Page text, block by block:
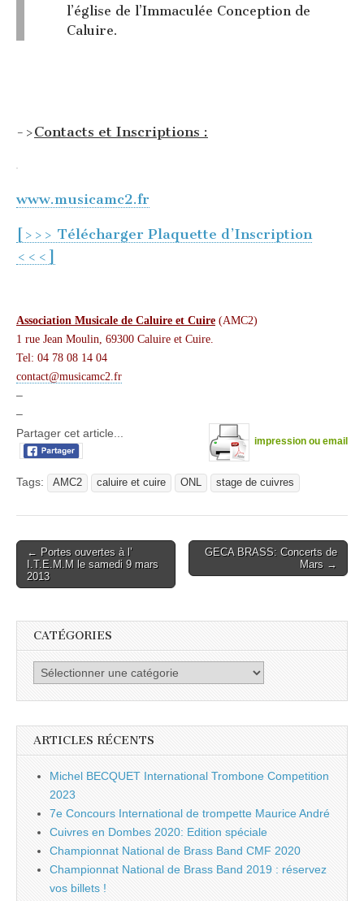
l’église de l’Immaculée Conception de
Caluire.
->Contacts et Inscriptions :
www.musicamc2.fr
[>>> Télécharger Plaquette d’Inscription
<<<]
Association Musicale de Caluire et Cuire (AMC2)
1 rue Jean Moulin, 69300 Caluire et Cuire.
Tel: 04 78 08 14 04
contact@musicamc2.fr
–
–
impression ou email
Partager cet article...
Tags: AMC2 caluire et cuire ONL stage de cuivres
Post
navigation
← Portes ouvertes à l’
I.T.E.M.M le samedi 9 mars
2013
GECA BRASS: Concerts de
Mars →
CATÉGORIES
Catégories
ARTICLES RÉCENTS
Michel BECQUET International Trombone Competition
2023
7e Concours International de trompette Maurice André
Cuivres en Dombes 2020: Edition spéciale
Championnat National de Brass Band CMF 2020
Championnat National de Brass Band 2019 : réservez
vos billets !